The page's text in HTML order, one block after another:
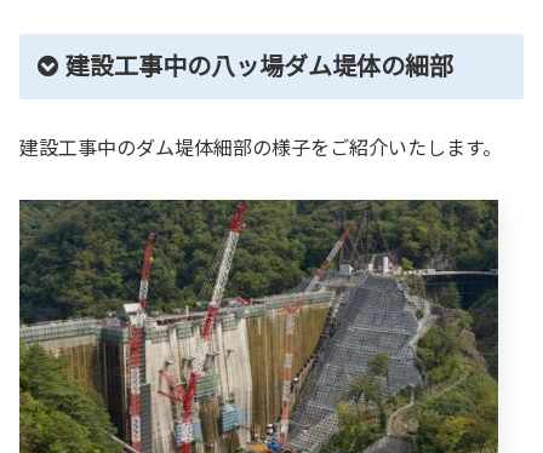
建設工事中の八ッ場ダム堤体の細部
建設工事中のダム堤体細部の様子をご紹介いたします。